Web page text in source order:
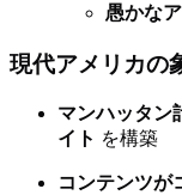
愚かな
現代アメリカの
マンハッタン
イト を構築
コンテンツが